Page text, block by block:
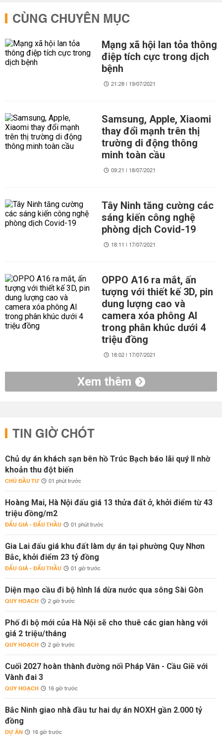
CÙNG CHUYÊN MỤC
Mạng xã hội lan tỏa thông
điệp tích cực trong dịch
bệnh
21:28 | 19/07/2021
Samsung, Apple, Xiaomi
thay đổi mạnh trên thị
trường di động thông
minh toàn cầu
09:21 | 18/07/2021
Tây Ninh tăng cường các
sáng kiến công nghệ
phòng dịch Covid-19
18:11 | 17/07/2021
OPPO A16 ra mắt, ấn
tượng với thiết kế 3D, pin
dung lượng cao và
camera xóa phông AI
trong phân khúc dưới 4
triệu đồng
18:02 | 17/07/2021
Xem thêm
TIN GIỜ CHÓT
Chủ dự án khách sạn bên hồ Trúc Bạch báo lãi quý II nhờ
khoản thu đột biến
CHỦ ĐẦU TƯ 01 phút trước
Hoàng Mai, Hà Nội đấu giá 13 thửa đất ở, khởi điểm từ 43
triệu đồng/m2
ĐẤU GIÁ - ĐẤU THẦU 01 phút trước
Gia Lai đấu giá khu đất làm dự án tại phường Quy Nhơn
Bắc, khởi điểm 23 tỷ đồng
ĐẤU GIÁ - ĐẤU THẦU 01 giờ trước
Diện mạo cầu đi bộ hình lá dừa nước qua sông Sài Gòn
QUY HOẠCH 2 giờ trước
Phố đi bộ mới của Hà Nội sẽ cho thuê các gian hàng với
giá 2 triệu/tháng
QUY HOẠCH 2 giờ trước
Cuối 2027 hoàn thành đường nối Pháp Vân - Cầu Giẽ với
Vành đai 3
QUY HOẠCH 16 giờ trước
Bắc Ninh giao nhà đầu tư hai dự án NOXH gần 2.000 tỷ
đồng
DỰ ÁN 16 giờ trước